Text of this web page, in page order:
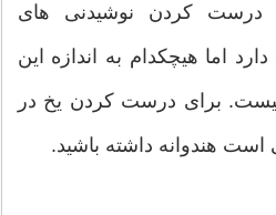
درست کردن نوشیدنی های
اما هیچکدام به اندازه این
برای درست کردن یخ در
هندوانه داشته باشید.